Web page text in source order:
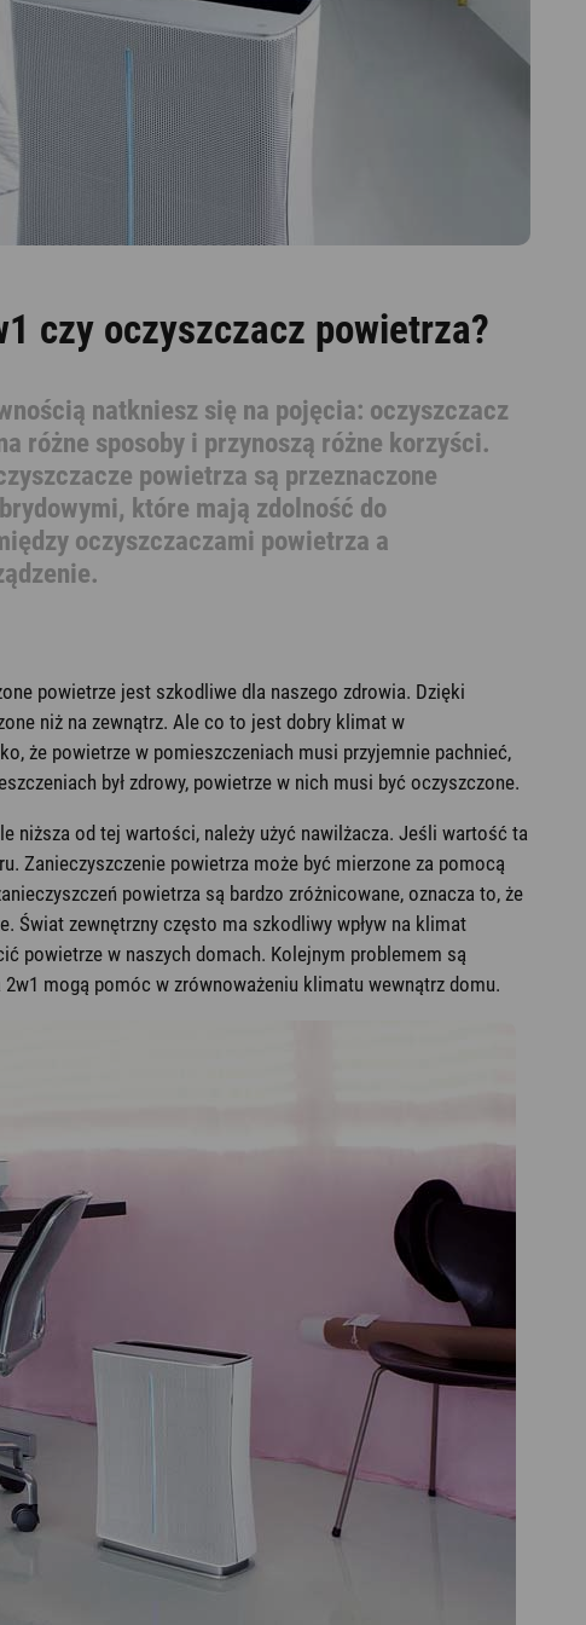
czy oczyszczacz powietrza?
natkniesz się na pojęcia: oczyszczacz
różne sposoby i przynoszą różne korzyści.
powietrza są przeznaczone
które mają zdolność do
oczyszczaczami powietrza a
powietrze jest szkodliwe dla naszego zdrowia. Dzięki
niż na zewnątrz. Ale co to jest dobry klimat w
że powietrze w pomieszczeniach musi przyjemnie pachnieć,
był zdrowy, powietrze w nich musi być oczyszczone.
niższa od tej wartości, należy użyć nawilżacza. Jeśli wartość ta
Zanieczyszczenie powietrza może być mierzone za pomocą
powietrza są bardzo zróżnicowane, oznacza to, że
Świat zewnętrzny często ma szkodliwy wpływ na klimat
powietrze w naszych domach. Kolejnym problemem są
mogą pomóc w zrównoważeniu klimatu wewnątrz domu.